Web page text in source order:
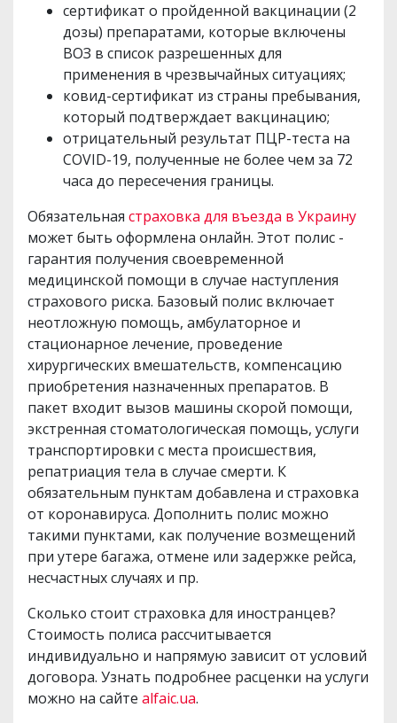
сертификат о пройденной вакцинации (2
дозы) препаратами, которые включены
ВОЗ в список разрешенных для
применения в чрезвычайных ситуациях;
ковид-сертификат из страны пребывания,
который подтверждает вакцинацию;
отрицательный результат ПЦР-теста на
COVID-19, полученные не более чем за 72
часа до пересечения границы.
Обязательная страховка для въезда в Украину
может быть оформлена онлайн. Этот полис -
гарантия получения своевременной
медицинской помощи в случае наступления
страхового риска. Базовый полис включает
неотложную помощь, амбулаторное и
стационарное лечение, проведение
хирургических вмешательств, компенсацию
приобретения назначенных препаратов. В
пакет входит вызов машины скорой помощи,
экстренная стоматологическая помощь, услуги
транспортировки с места происшествия,
репатриация тела в случае смерти. К
обязательным пунктам добавлена и страховка
от коронавируса. Дополнить полис можно
такими пунктами, как получение возмещений
при утере багажа, отмене или задержке рейса,
несчастных случаях и пр.
Сколько стоит страховка для иностранцев?
Стоимость полиса рассчитывается
индивидуально и напрямую зависит от условий
договора. Узнать подробнее расценки на услуги
можно на сайте alfaic.ua.